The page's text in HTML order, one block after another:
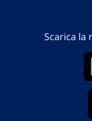
Scarica la